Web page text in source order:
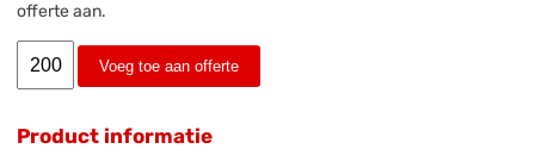
offerte aan.
Voeg toe aan offerte
Product informatie